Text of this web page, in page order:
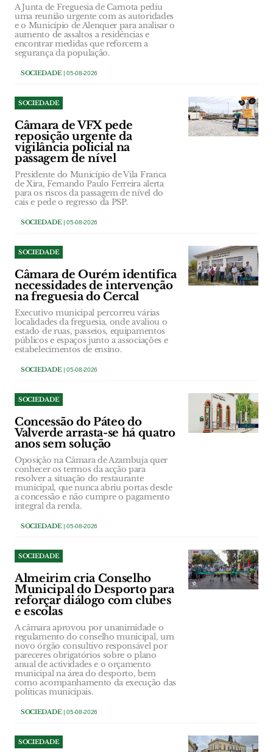
A Junta de Freguesia de Carnota pediu
uma reunião urgente com as autoridades
e o Município de Alenquer para analisar o
aumento de assaltos a residências e
encontrar medidas que reforcem a
segurança da população.
SOCIEDADE| 05-08-2026
SOCIEDADE
Câmara de VFX pede
reposição urgente da
vigilância policial na
passagem de nível
Presidente do Município de Vila Franca
de Xira, Fernando Paulo Ferreira alerta
para os riscos da passagem de nível do
cais e pede o regresso da PSP.
SOCIEDADE| 05-08-2026
SOCIEDADE
Câmara de Ourém identifica
necessidades de intervenção
na freguesia do Cercal
Executivo municipal percorreu várias
localidades da freguesia, onde avaliou o
estado de ruas, passeios, equipamentos
públicos e espaços junto a associações e
estabelecimentos de ensino.
SOCIEDADE| 05-08-2026
SOCIEDADE
Concessão do Páteo do
Valverde arrasta-se há quatro
anos sem solução
Oposição na Câmara de Azambuja quer
conhecer os termos da acção para
resolver a situação do restaurante
municipal, que nunca abriu portas desde
a concessão e não cumpre o pagamento
integral da renda.
SOCIEDADE| 05-08-2026
SOCIEDADE
Almeirim cria Conselho
Municipal do Desporto para
reforçar diálogo com clubes
e escolas
A câmara aprovou por unanimidade o
regulamento do conselho municipal, um
novo órgão consultivo responsável por
pareceres obrigatórios sobre o plano
anual de actividades e o orçamento
municipal na área do desporto, bem
como acompanhamento da execução das
políticas municipais.
SOCIEDADE| 05-08-2026
SOCIEDADE